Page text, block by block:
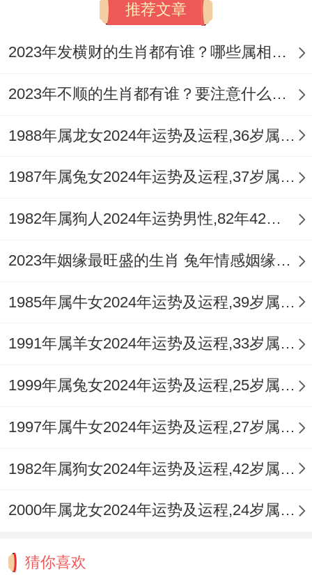
推荐文章
2023年发横财的生肖都有谁？哪些属相财运旺盛？
2023年不顺的生肖都有谁？要注意什么呢？
1988年属龙女2024年运势及运程,36岁属龙人2024全年每月运势女性如何
1987年属兔女2024年运势及运程,37岁属兔人2024全年每月运势女性如何
1982年属狗人2024年运势男性,82年42岁属狗男2024年每月运程怎么样
2023年姻缘最旺盛的生肖 兔年情感姻缘运比较旺的属相
1985年属牛女2024年运势及运程,39岁属牛人2024全年每月运势女性如何
1991年属羊女2024年运势及运程,33岁属羊人2024全年每月运势女性如何
1999年属兔女2024年运势及运程,25岁属兔人2024全年每月运势女性如何
1997年属牛女2024年运势及运程,27岁属牛人2024全年每月运势女性如何
1982年属狗女2024年运势及运程,42岁属狗人2024全年每月运势女性如何
2000年属龙女2024年运势及运程,24岁属龙人2024全年每月运势女性如何
猜你喜欢